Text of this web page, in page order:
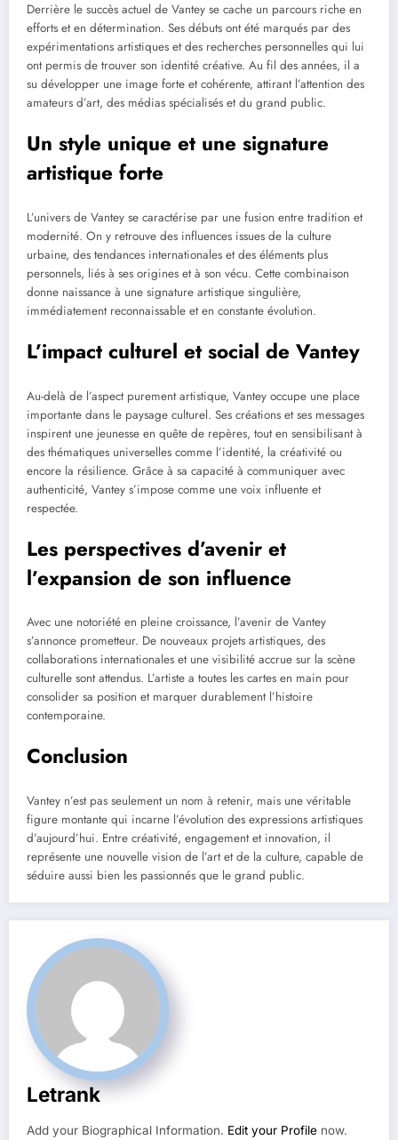
Derrière le succès actuel de Vantey se cache un parcours riche en
efforts et en détermination. Ses débuts ont été marqués par des
expérimentations artistiques et des recherches personnelles qui lui
ont permis de trouver son identité créative. Au fil des années, il a
su développer une image forte et cohérente, attirant l’attention des
amateurs d’art, des médias spécialisés et du grand public.
Un style unique et une signature
artistique forte
L’univers de Vantey se caractérise par une fusion entre tradition et
modernité. On y retrouve des influences issues de la culture
urbaine, des tendances internationales et des éléments plus
personnels, liés à ses origines et à son vécu. Cette combinaison
donne naissance à une signature artistique singulière,
immédiatement reconnaissable et en constante évolution.
L’impact culturel et social de Vantey
Au-delà de l’aspect purement artistique, Vantey occupe une place
importante dans le paysage culturel. Ses créations et ses messages
inspirent une jeunesse en quête de repères, tout en sensibilisant à
des thématiques universelles comme l’identité, la créativité ou
encore la résilience. Grâce à sa capacité à communiquer avec
authenticité, Vantey s’impose comme une voix influente et
respectée.
Les perspectives d’avenir et
l’expansion de son influence
Avec une notoriété en pleine croissance, l’avenir de Vantey
s’annonce prometteur. De nouveaux projets artistiques, des
collaborations internationales et une visibilité accrue sur la scène
culturelle sont attendus. L’artiste a toutes les cartes en main pour
consolider sa position et marquer durablement l’histoire
contemporaine.
Conclusion
Vantey n’est pas seulement un nom à retenir, mais une véritable
figure montante qui incarne l’évolution des expressions artistiques
d’aujourd’hui. Entre créativité, engagement et innovation, il
représente une nouvelle vision de l’art et de la culture, capable de
séduire aussi bien les passionnés que le grand public.
Letrank
Add your Biographical Information. Edit your Profile now.